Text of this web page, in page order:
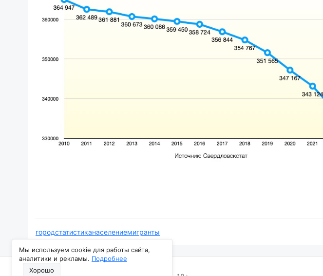
Мы используем cookie для работы сайта,
аналитики и рекламы. Подробнее
Хорошо
городстатистиканаселениемигранты